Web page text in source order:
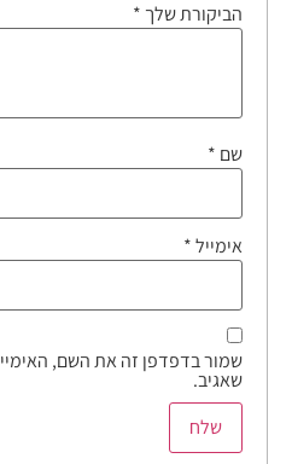
הביקורת שלך *
שם *
אימייל*
שמור בדפדפן זה את השם,
שאגיב.